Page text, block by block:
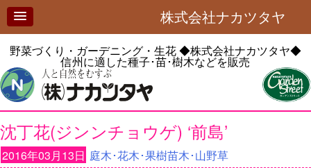
株式会社ナカツタヤ
野菜づくり・ガーデニング・生花◆株式会社ナカツタヤ◆
信州に適した種子･苗･樹木などを販売
沈丁花(ジンンチョウゲ) ‘前島’
2016年03月13日 庭木･花木･果樹苗木･山野草